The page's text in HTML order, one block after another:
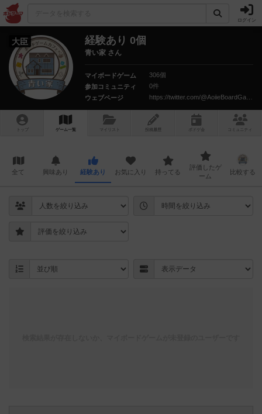
ログイン
大臣 経験あり 0個
青い家 さん
マイボードゲーム
306個
参加コミュニティ
0件
ウェブページ
トップ ゲーム一覧 マイリスト 投稿履歴 ボ ドゲ コミュニティ
全て 興味あり 経験あり お気に入り 持ってる
評価したゲ
ーム
比較する